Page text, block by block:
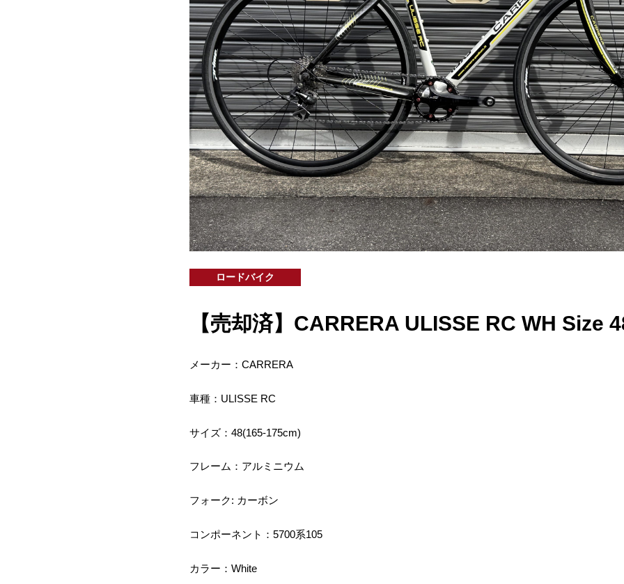
ロードバイク
【売却済】CARRERA ULISSE RC WH Size
メーカー：CARRERA
車種：ULISSE RC
サイズ：48(165-175cm)
フレーム：アルミニウム
フォーク: カーボン
コンポーネント：5700系105
カラー：White